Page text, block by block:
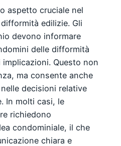
aspetto cruciale nel
edilizie. Gli
devono informare
delle difformità
Questo non
ma consente anche
decisioni relative
In molti casi, le
richiedono
condominiale, il che
chiara e